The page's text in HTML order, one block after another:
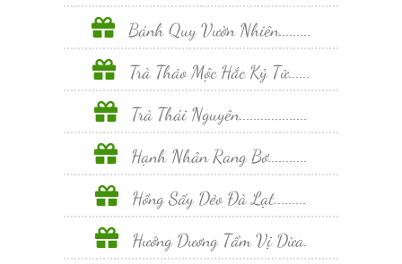
Bánh Quy Vườn Nhiên.........
Trà Thảo Mộc Hắc Kỷ Tử......
Trà Thái Nguyên...................
Hạnh Nhân Rang Bơ...........
Hồng Sấy Dẻo Đà Lạt.........
Hướng Dương Tẩm Vị Dừa.